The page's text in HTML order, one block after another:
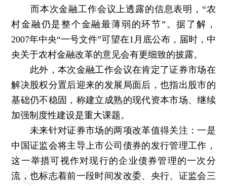
而本次金融工作会议上透露的信息表明，“农
村金融仍是整个金融最薄弱的环节”。据了解，
2007年中央“一号文件”可望在1月底公布，届时，中
央关于农村金融改革的意见会有更细致的披露。
此外，本次金融工作会议在肯定了证券市场在
解决股权分置后迎来的发展局面后，也指出股市的
基础仍不稳固，称建立成熟的现代资本市场、继续
加强制度性建设是重大课题。
未来针对证券市场的两项改革值得关注：一是
中国证监会将主导上市公司债券的发行管理工作，
这一举措可视作对现行的企业债券管理的一次分
流，也标志着前一段时间发改委、央行、证监会三